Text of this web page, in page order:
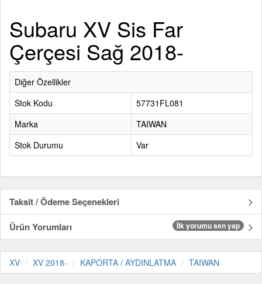
Subaru XV Sis Far
Çerçesi Sağ 2018-
Diğer Özellikler
Stok Kodu
57731FL081
Marka
TAIWAN
Stok Durumu
Var
Taksit / Ödeme Seçenekleri
Ürün Yorumları
İlk yorumu sen yap
XV XV 2018- KAPORTA / AYDINLATMA TAIWAN